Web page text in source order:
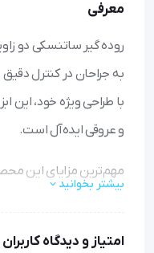
معرفی
روده گیر ساتنسکی دو
به جراحان در کنترل
با طراحی ویژه خود، این
و عروقی ایده‌آل است.
مهم‌ترین مزایای این
بافت‌ها و رگ‌های بزرگ
بیشتر بخوانید
امتیاز و دیدگاه کاربران